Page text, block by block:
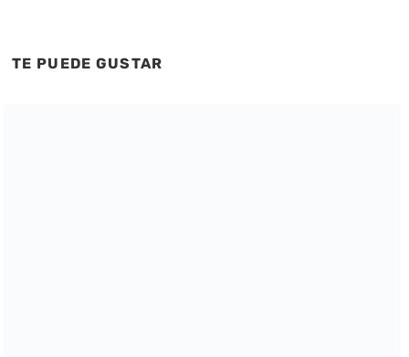
TE PUEDE GUSTAR